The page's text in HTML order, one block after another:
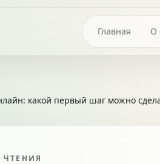
Главная О
какой первый шаг можно